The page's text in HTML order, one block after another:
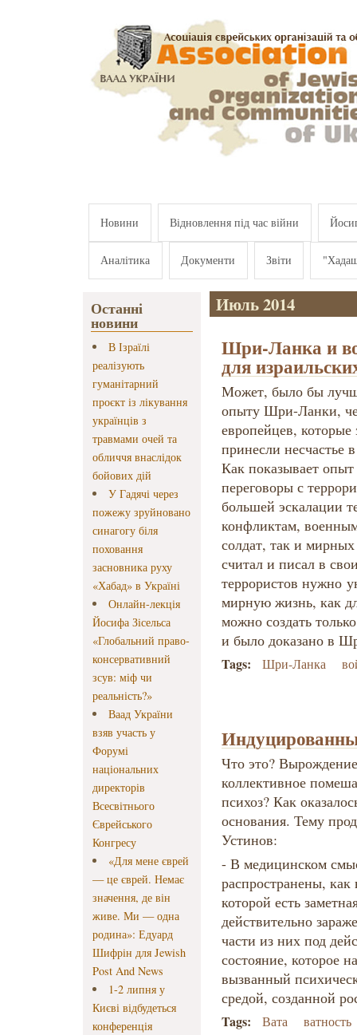
Новини Відновлення під час війни
Аналітика Документи Звіти
Останні
новини
В Ізраїлі
реалізують
гуманітарний
проєкт із лікування
українців з
травмами очей та
обличчя внаслідок
бойових дій
У Гадячі через
пожежу зруйновано
синагогу біля
поховання
засновника руху
«Хабад» в Україні
Онлайн-лекція
Йосифа Зісельса
«Глобальний право-
консервативний
зсув: міф чи
реальність?»
Ваад України
взяв участь у
Форумі
національних
директорів
Всесвітнього
Єврейського
Конгресу
«Для мене єврей
— це єврей. Немає
значення, де він
живе. Ми — одна
родина»: Едуард
Шифрін для Jewish
Post And News
1-2 липня у
Києві відбудеться
конференція
Июль 2014
Шри-Ланка и
для
Может, было бы
опыту Шри-Ланки,
европейцев, которые
принесли несчастье
Как показывает
переговоры с
большей эскалации
конфликтам,
солдат, так и
считал и писал в
террористов нужно
мирную жизнь, как
можно создать
и было доказано в
Tags: Шри-Ланка
Что это?
коллективное
психоз? Как
основания. Тему
Устинов:
- В медицинском
распространены,
которой есть
действительно
части из них под
состояние, которое
вызванный
средой, созданной
Tags: Вата ватность